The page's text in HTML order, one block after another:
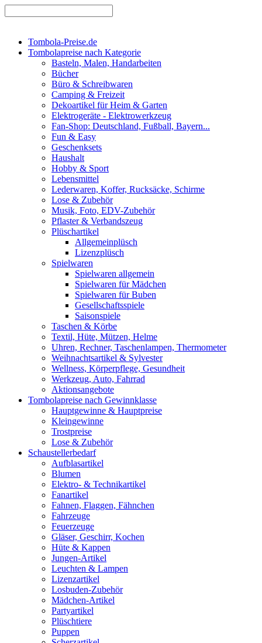
Tombola-Preise.de
Tombolapreise nach Kategorie
Basteln, Malen, Handarbeiten
Bücher
Büro & Schreibwaren
Camping & Freizeit
Dekoartikel für Heim & Garten
Elektrogeräte - Elektrowerkzeug
Fan-Shop: Deutschland, Fußball, Bayern...
Fun & Easy
Geschenksets
Haushalt
Hobby & Sport
Lebensmittel
Lederwaren, Koffer, Rucksäcke, Schirme
Lose & Zubehör
Musik, Foto, EDV-Zubehör
Pflaster & Verbandszeug
Plüschartikel
Allgemeinplüsch
Lizenzplüsch
Spielwaren
Spielwaren allgemein
Spielwaren für Mädchen
Spielwaren für Buben
Gesellschaftsspiele
Saisonspiele
Taschen & Körbe
Textil, Hüte, Mützen, Helme
Uhren, Rechner, Taschenlampen, Thermometer
Weihnachtsartikel & Sylvester
Wellness, Körperpflege, Gesundheit
Werkzeug, Auto, Fahrrad
Aktionsangebote
Tombolapreise nach Gewinnklasse
Hauptgewinne & Hauptpreise
Kleingewinne
Trostpreise
Lose & Zubehör
Schaustellerbedarf
Aufblasartikel
Blumen
Elektro- & Technikartikel
Fanartikel
Fahnen, Flaggen, Fähnchen
Fahrzeuge
Feuerzeuge
Gläser, Geschirr, Kochen
Hüte & Kappen
Jungen-Artikel
Leuchten & Lampen
Lizenzartikel
Losbuden-Zubehör
Mädchen-Artikel
Partyartikel
Plüschtiere
Puppen